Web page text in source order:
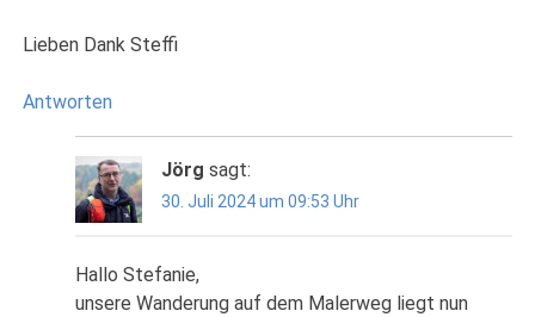
Lieben Dank Steffi
Antworten
Jörg sagt:
30. Juli 2024 um 09:53 Uhr
Hallo Stefanie,
unsere Wanderung auf dem Malerweg liegt nun